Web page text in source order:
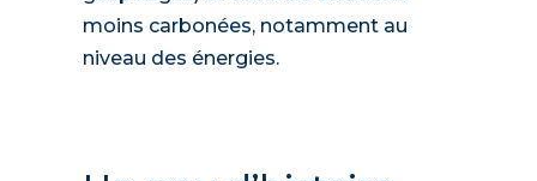
moins carbonées, notamment au
niveau des énergies.